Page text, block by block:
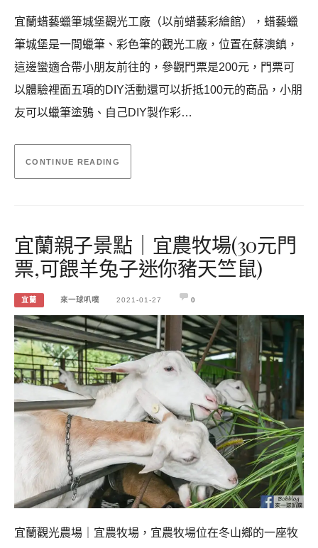
宜蘭蜡藝蠟筆城堡觀光工廠（以前蜡藝彩繪館），蜡藝蠟
筆城堡是一間蠟筆、彩色筆的觀光工廠，位置在蘇澳鎮，
這邊蠻適合帶小朋友前往的，參觀門票是200元，門票可
以體驗裡面五項的DIY活動還可以折抵100元的商品，小朋
友可以蠟筆塗鴉、自己DIY製作彩…
CONTINUE READING
宜蘭親子景點｜宜農牧場(30元門
票,可餵羊兔子迷你豬天竺鼠)
宜蘭 來一球叭噗 2021-01-27 0
宜蘭觀光農場｜宜農牧場，宜農牧場位在冬山鄉的一座牧